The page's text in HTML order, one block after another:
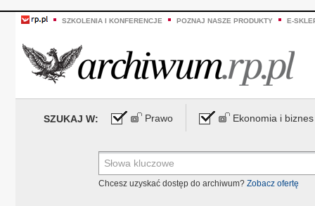
SZKOLENIA I KONFERENCJE POZNAJ NASZE PRODUKTY E-
SZUKAJ W: Prawo Ekonomia i biznes
Chcesz uzyskać dostęp do archiwum? Zobacz ofertę